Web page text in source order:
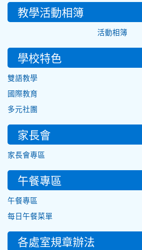
教學活動相簿
活動相簿
學校特色
雙語教學
國際教育
多元社團
家長會
家長會專區
午餐專區
午餐專區
每日午餐菜單
各處室規章辦法